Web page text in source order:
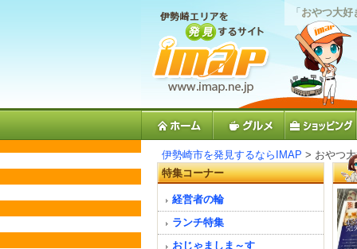
「おやつ大
伊勢崎市を発見するならIMAP > おやつ
特集コーナー
経営者の輪
ランチ特集
おじゃましま～す